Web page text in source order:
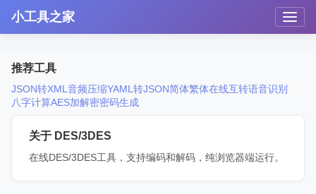
小工具之家
推荐工具
JSON转XML 音频压缩YAML转JSON简体繁体在线互转语音识别
八字计算AES加解密密码生成
关于 DES/3DES
在线DES/3DES工具，支持编码和解码，纯浏览器端运行。